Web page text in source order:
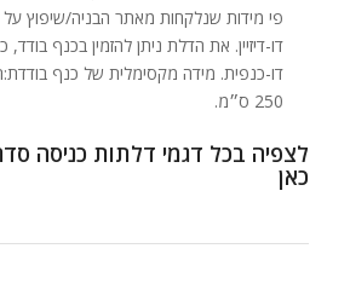
פי מידות שנלקחות מאתר הבניה/שיפוץ
דו-דיזיין. את הדלת ניתן להזמין בכנף
250 ס״מ.
לצפיה בכל דגמי דלתות כניסה
כאן